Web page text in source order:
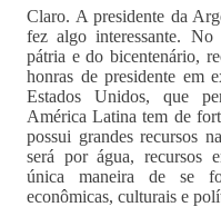
Claro. A presidente da
fez algo interessante.
pátria e do bicentenário,
honras de presidente em
Estados Unidos, que
América Latina tem de
possui grandes recursos
será por água, recursos
única maneira de se
econômicas, culturais e